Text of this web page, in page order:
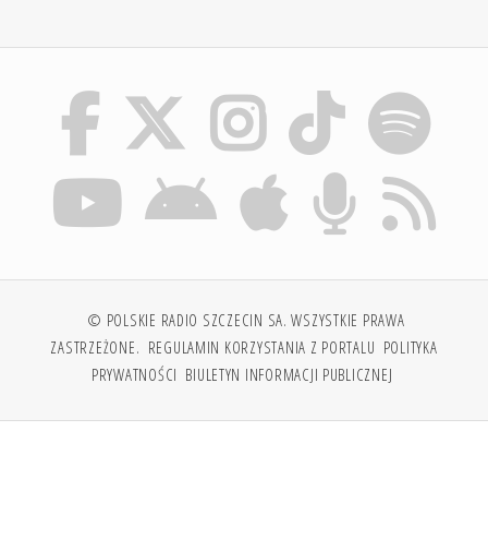
© POLSKIE RADIO SZCZECIN SA. WSZYSTKIE PRAWA
ZASTRZEŻONE. REGULAMIN KORZYSTANIA Z PORTALU POLITYKA
PRYWATNOŚCI BIULETYN INFORMACJI PUBLICZNEJ